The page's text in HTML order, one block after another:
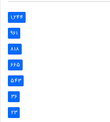
1,244
961
818
665
543
36
23